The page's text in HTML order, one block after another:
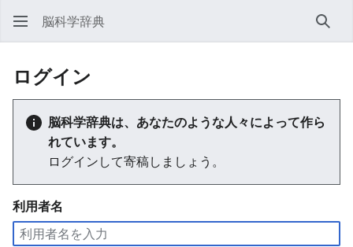
脳科学辞典 検索
ログイン
脳科学辞典は、あなたのような人々によって作ら
れています。
ログインして寄稿しましょう。
利用者名